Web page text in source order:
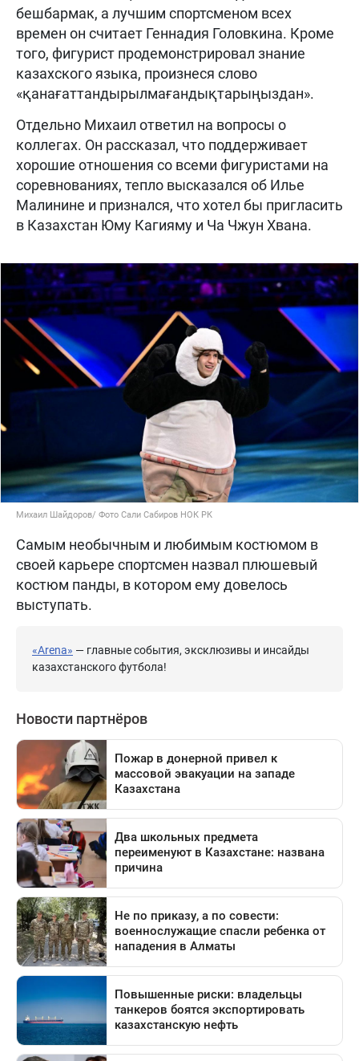
бешбармак, а лучшим спортсменом всех
времен он считает Геннадия Головкина. Кроме
того, фигурист продемонстрировал знание
казахского языка, произнеся слово
«қанағаттандырылмағандықтарыңыздан».
Отдельно Михаил ответил на вопросы о
коллегах. Он рассказал, что поддерживает
хорошие отношения со всеми фигуристами на
соревнованиях, тепло высказался об Илье
Малинине и признался, что хотел бы пригласить
в Казахстан Юму Кагияму и Ча Чжун Хвана.
Михаил Шайдоров/ Фото Сали Сабиров НОК РК
Самым необычным и любимым костюмом в
своей карьере спортсмен назвал плюшевый
костюм панды, в котором ему довелось
выступать.
«Arena» — главные события, эксклюзивы и инсайды
казахстанского футбола!